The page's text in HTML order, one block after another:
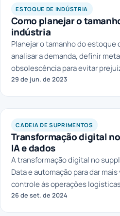
ESTOQUE DE INDÚSTRIA
Como planejar o
indústria
Planejar o tamanho do estoque
analisar a demanda, definir
obsolescência para evitar
29 de jun. de 2023
CADEIA DE SUPRIMENTOS
Transformação digital
IA e dados
A transformação digital no
Data e automação para dar
controle às operações
26 de set. de 2024